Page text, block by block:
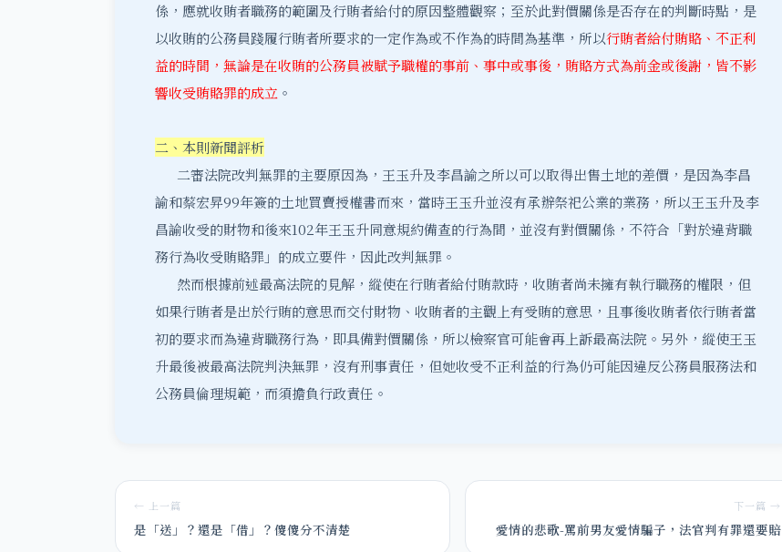
係，應就收賄者職務的範圍及行賄者給付的原因整體觀察；至於此對價關係是否存在的判斷時點，是
以收賄的公務員踐履行賄者所要求的一定作為或不作為的時間為基準，所以行賄者給付賄賂、不正利
益的時間，無論是在收賄的公務員被賦予職權的事前、事中或事後，賄賂方式為前金或後謝，皆不影
響收受賄賂罪的成立 。
二、本則新聞評析
二審法院改判無罪的主要原因為，王玉升及李昌諭之所以可以取得出售土地的差價，是因為李昌
諭和蔡宏昇99年簽的土地買賣授權書而來，當時王玉升並沒有承辦祭祀公業的業務，所以王玉升及李
昌諭收受的財物和後來102年王玉升同意規約備查的行為間，並沒有對價關係，不符合「對於違背職
務行為收受賄賂罪」的成立要件，因此改判無罪。
然而根據前述最高法院的見解，縱使在行賄者給付賄款時，收賄者尚未擁有執行職務的權限，但
如果行賄者是出於行賄的意思而交付財物、收賄者的主觀上有受賄的意思，且事後收賄者依行賄者當
初的要求而為違背職務行為，即具備對價關係，所以檢察官可能會再上訴最高法院。另外，縱使王玉
升最後被最高法院判決無罪，沒有刑事責任，但她收受不正利益的行為仍可能因違反公務員服務法和
公務員倫理規範，而須擔負行政責任。
← 上一篇
是「送」？還是「借」？傻傻分不清楚
下一篇 →
愛情的悲歌-罵前男友愛情騙子，法官判有罪還要賠